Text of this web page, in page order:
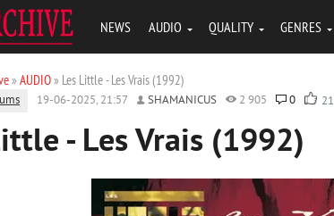
NEWS AUDIO QUALITY GENRES
» AUDIO» Les Little - Les Vrais (1992)
19-06-2025, 21:57 SHAMANICUS 2 905 0 21
- Les Vrais (1992)